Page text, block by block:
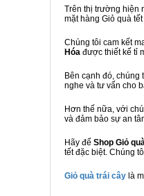
Trên thị trường hiện
mặt hàng Giỏ quà
Chúng tôi cam kết
Hóa được thiết kế tỉ
Bên cạnh đó,
nghe và tư vấn cho
Hơn thế nữa, với
và đảm bảo sự an
Hãy để Shop Giỏ
tết đặc biệt. Chúng
Giỏ quà trái cây là